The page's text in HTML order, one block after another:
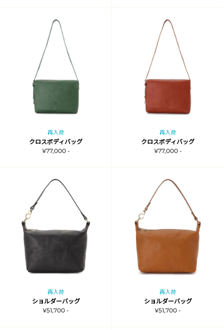
再入荷
クロスボディバッグ
¥77,000 -
再入荷
クロスボディバッグ
¥77,000 -
再入荷
ショルダーバッグ
¥51,700 -
再入荷
ショルダーバッグ
¥51,700 -